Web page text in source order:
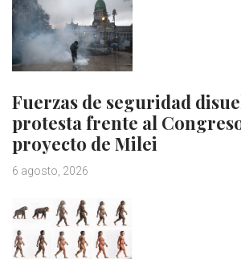
Fuerzas de seguridad
protesta frente al
proyecto de Milei
6 agosto, 2026